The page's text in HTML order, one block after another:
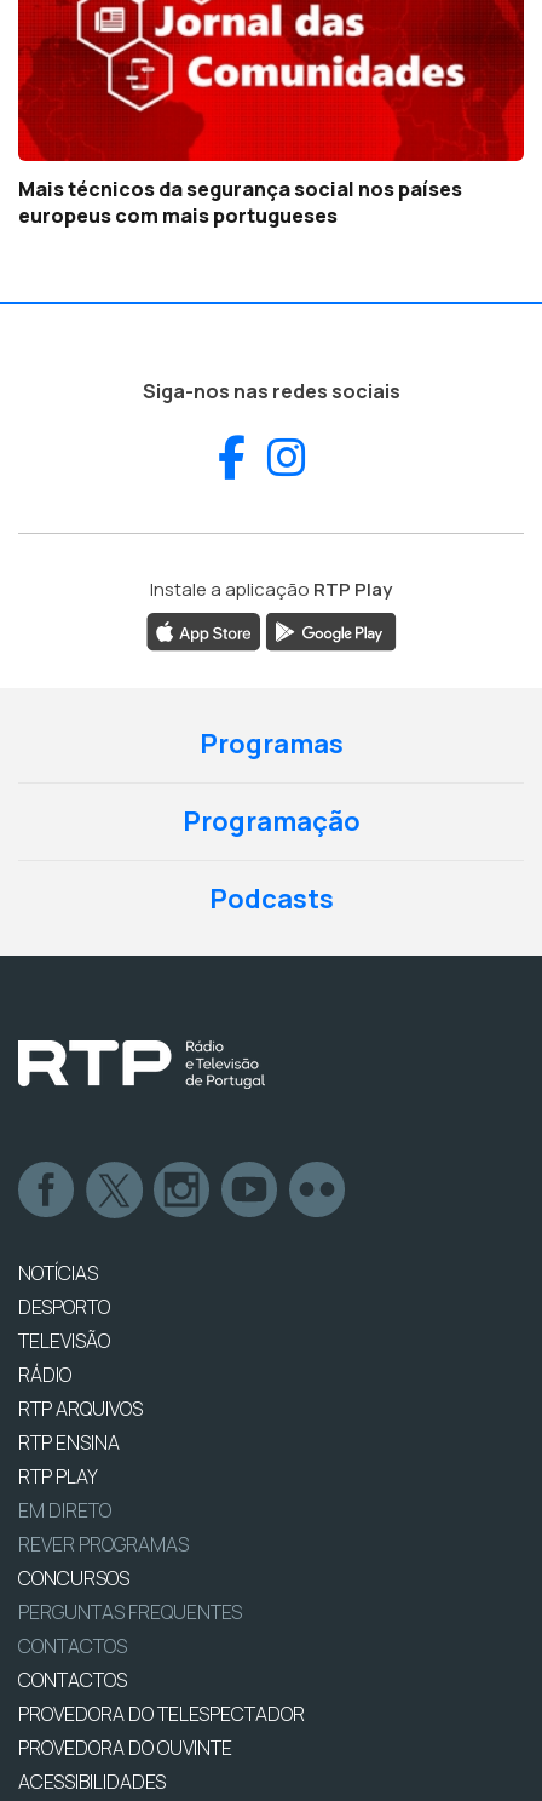
Mais técnicos da segurança social nos países
europeus com mais portugueses
Siga-nos nas redes sociais
Facebook
Instale a aplicação RTP Play
Programas
Programação
Podcasts
NOTÍCIAS
DESPORTO
TELEVISÃO
RÁDIO
RTP ARQUIVOS
RTP ENSINA
RTP PLAY
EM DIRETO
REVER PROGRAMAS
CONCURSOS
PERGUNTAS FREQUENTES
CONTACTOS
CONTACTOS
PROVEDORA DO TELESPECTADOR
PROVEDORA DO OUVINTE
ACESSIBILIDADES